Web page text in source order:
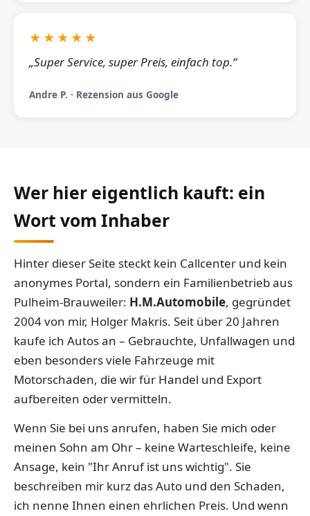
★★★★★
„Super Service, super Preis, einfach top.“
Andre P. · Rezension aus Google
Wer hier eigentlich kauft: ein
Wort vom Inhaber
Hinter dieser Seite steckt kein Callcenter und kein
anonymes Portal, sondern ein Familienbetrieb aus
Pulheim-Brauweiler: H.M.Automobile, gegründet
2004 von mir, Holger Makris. Seit über 20 Jahren
kaufe ich Autos an – Gebrauchte, Unfallwagen und
eben besonders viele Fahrzeuge mit
Motorschaden, die wir für Handel und Export
aufbereiten oder vermitteln.
Wenn Sie bei uns anrufen, haben Sie mich oder
meinen Sohn am Ohr – keine Warteschleife, keine
Ansage, kein "Ihr Anruf ist uns wichtig". Sie
beschreiben mir kurz das Auto und den Schaden,
ich nenne Ihnen einen ehrlichen Preis. Und wenn